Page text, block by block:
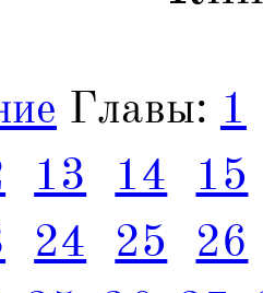
Главы: 1
13 14
15
24 25
26